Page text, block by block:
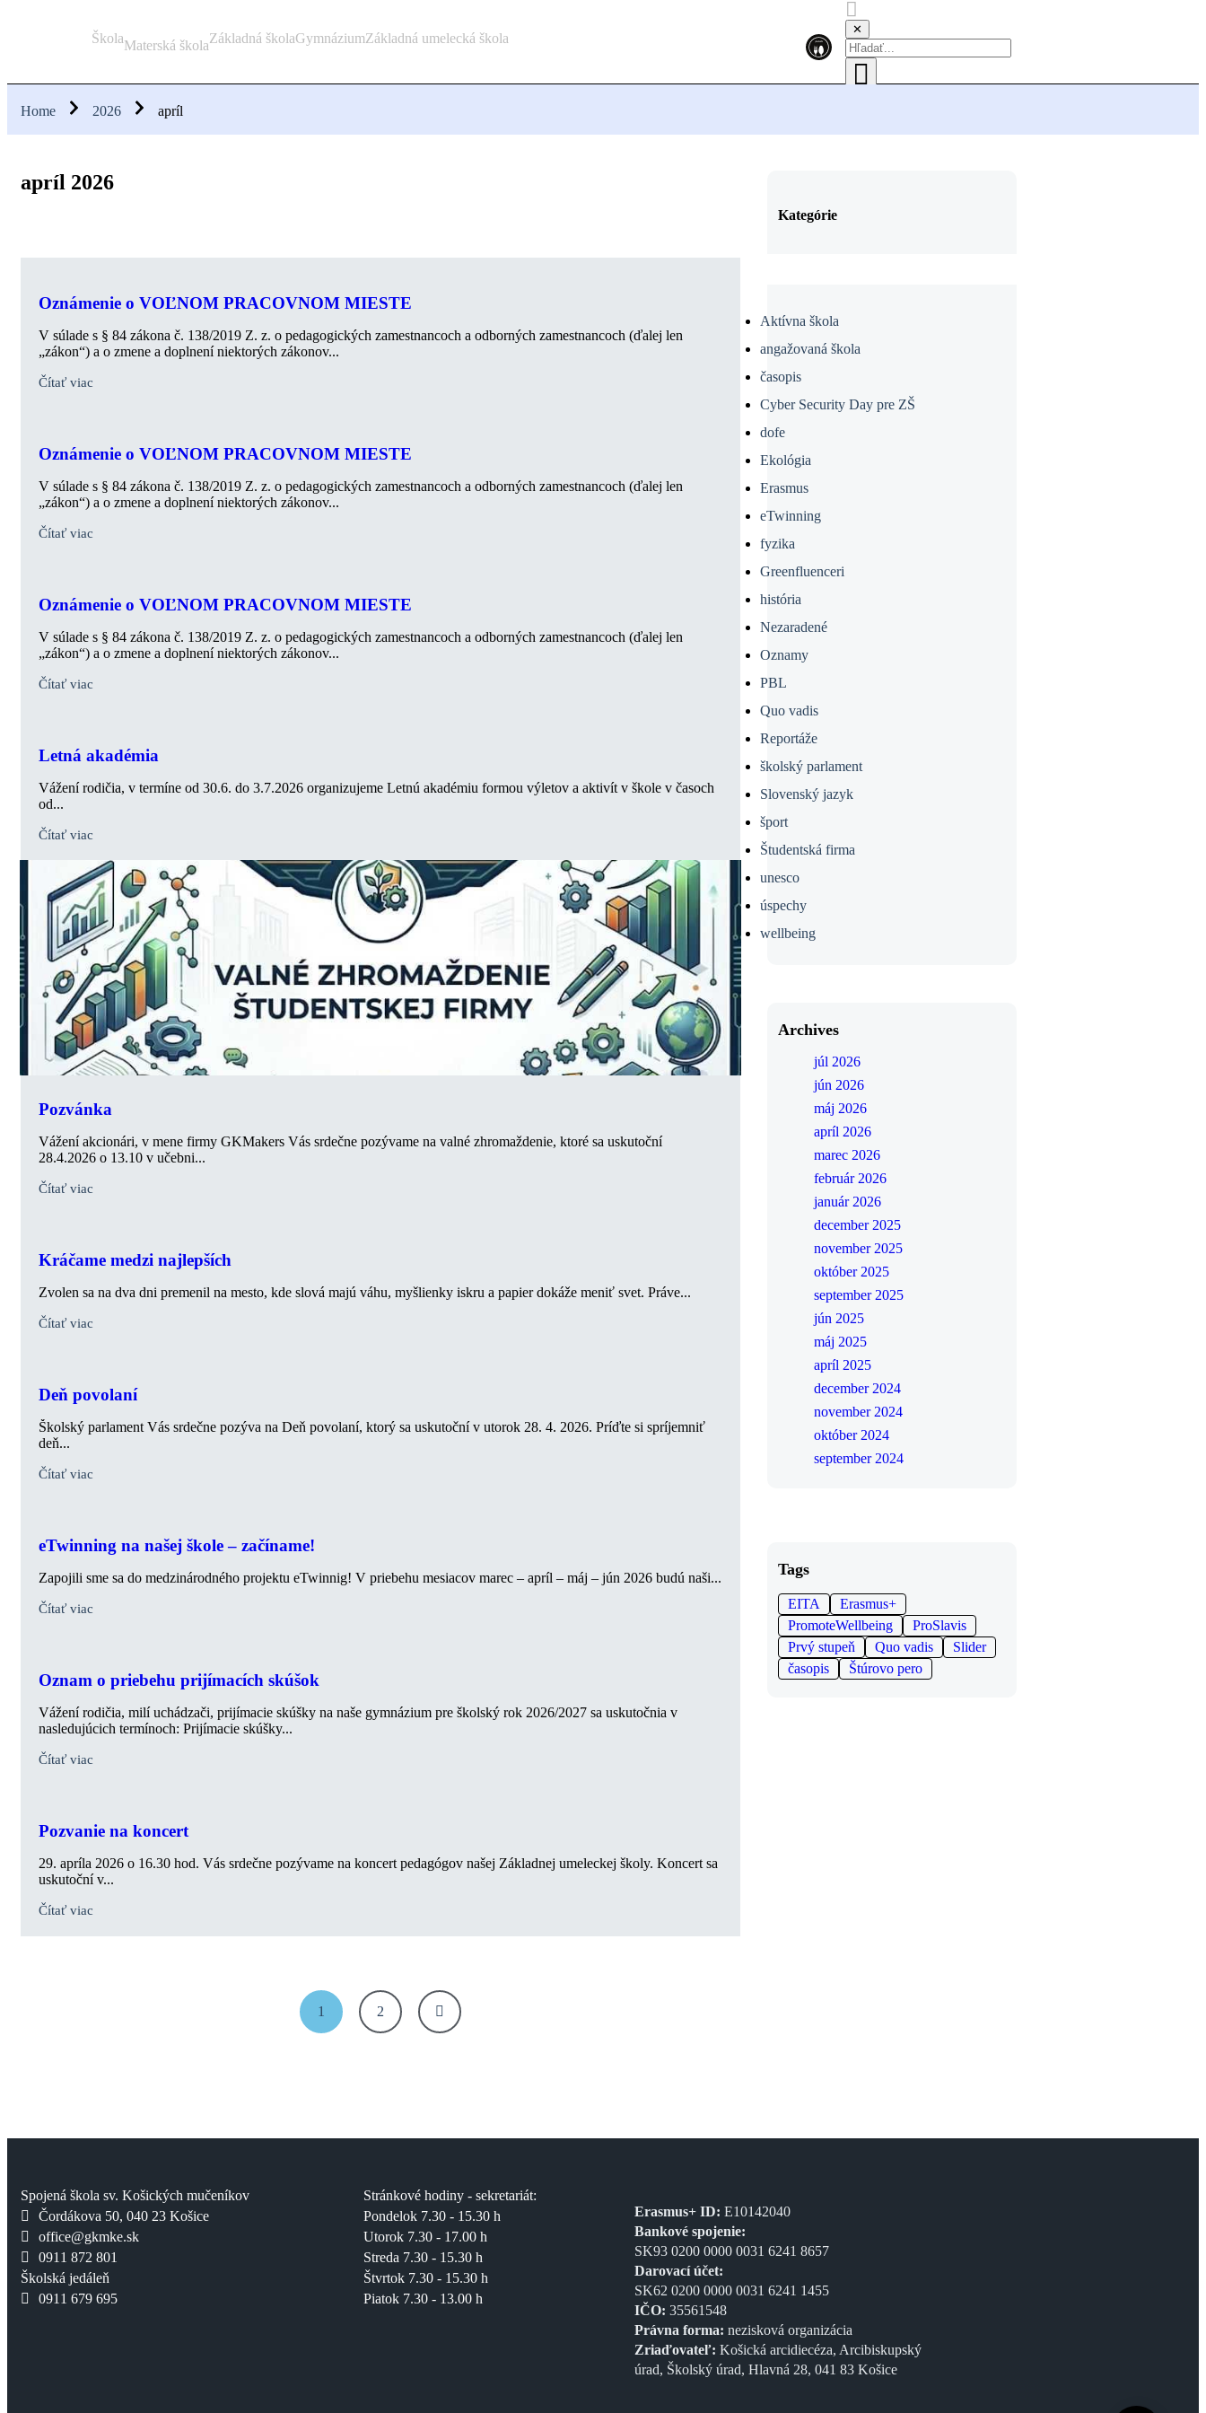
ŠkolaMaterská školaZákladná školaGymnáziumZákladná umelecká škola
✕
Home 2026 apríl
apríl 2026
Oznámenie o VOĽNOM PRACOVNOM MIESTE
V súlade s § 84 zákona č. 138/2019 Z. z. o pedagogických zamestnancoch a odborných zamestnancoch (ďalej len
„zákon“) a o zmene a doplnení niektorých zákonov...
Čítať viac
Oznámenie o VOĽNOM PRACOVNOM MIESTE
V súlade s § 84 zákona č. 138/2019 Z. z. o pedagogických zamestnancoch a odborných zamestnancoch (ďalej len
„zákon“) a o zmene a doplnení niektorých zákonov...
Čítať viac
Oznámenie o VOĽNOM PRACOVNOM MIESTE
V súlade s § 84 zákona č. 138/2019 Z. z. o pedagogických zamestnancoch a odborných zamestnancoch (ďalej len
„zákon“) a o zmene a doplnení niektorých zákonov...
Čítať viac
Letná akadémia
Vážení rodičia, v termíne od 30.6. do 3.7.2026 organizujeme Letnú akadémiu formou výletov a aktivít v škole v časoch
od...
Čítať viac
Pozvánka
Vážení akcionári, v mene firmy GKMakers Vás srdečne pozývame na valné zhromaždenie, ktoré sa uskutoční
28.4.2026 o 13.10 v učebni...
Čítať viac
Kráčame medzi najlepších
Zvolen sa na dva dni premenil na mesto, kde slová majú váhu, myšlienky iskru a papier dokáže meniť svet. Práve...
Čítať viac
Deň povolaní
Školský parlament Vás srdečne pozýva na Deň povolaní, ktorý sa uskutoční v utorok 28. 4. 2026. Príďte si spríjemniť
deň...
Čítať viac
eTwinning na našej škole – začíname!
Zapojili sme sa do medzinárodného projektu eTwinnig! V priebehu mesiacov marec – apríl – máj – jún 2026 budú naši...
Čítať viac
Oznam o priebehu prijímacích skúšok
Vážení rodičia, milí uchádzači, prijímacie skúšky na naše gymnázium pre školský rok 2026/2027 sa uskutočnia v
nasledujúcich termínoch: Prijímacie skúšky...
Čítať viac
Pozvanie na koncert
29. apríla 2026 o 16.30 hod. Vás srdečne pozývame na koncert pedagógov našej Základnej umeleckej školy. Koncert sa
uskutoční v...
Čítať viac
1 2
Kategórie
Aktívna škola
angažovaná škola
časopis
Cyber Security Day pre ZŠ
dofe
Ekológia
Erasmus
eTwinning
fyzika
Greenfluenceri
história
Nezaradené
Oznamy
PBL
Quo vadis
Reportáže
školský parlament
Slovenský jazyk
šport
Študentská firma
unesco
úspechy
wellbeing
Archives
júl 2026
jún 2026
máj 2026
apríl 2026
marec 2026
február 2026
január 2026
december 2025
november 2025
október 2025
september 2025
jún 2025
máj 2025
apríl 2025
december 2024
november 2024
október 2024
september 2024
Tags
EITA
Erasmus+
PromoteWellbeing
ProSlavis
Prvý stupeň
Quo vadis
Slider
časopis
Štúrovo pero
Spojená škola sv. Košických mučeníkov
Čordákova 50, 040 23 Košice
office@gkmke.sk
0911 872 801
Školská jedáleň
0911 679 695
Stránkové hodiny - sekretariát:
Pondelok 7.30 - 15.30 h
Utorok 7.30 - 17.00 h
Streda 7.30 - 15.30 h
Štvrtok 7.30 - 15.30 h
Piatok 7.30 - 13.00 h
Erasmus+ ID: E10142040
Bankové spojenie:
SK93 0200 0000 0031 6241 8657
Darovací účet:
SK62 0200 0000 0031 6241 1455
IČO: 35561548
Právna forma: nezisková organizácia
Zriaďovateľ: Košická arcidiecéza, Arcibiskupský
úrad, Školský úrad, Hlavná 28, 041 83 Košice